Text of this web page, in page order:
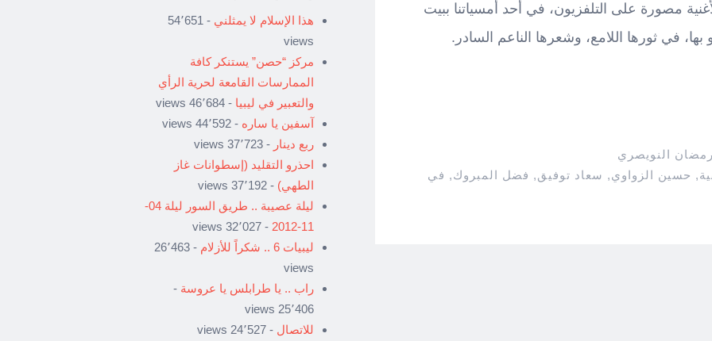
مصورة على التلفزيون، في أحد أمسياتنا ببيت
بها، في ثورها اللامع، وشعرها الناعم السادر.
النويصري
, حسين الزواوي, سعاد توفيق, فضل المبروك, في
هذا الإسلام لا يمثلني
- 54٬651
views
مركز “حصن” يستنكر كافة
الممارسات القامعة لحرية الرأي
والتعبير في ليبيا - 46٬684 views
آسفين يا ساره - 44٬592 views
ربع دينار - 37٬723 views
احذرو التقليد (إسطوانات غاز
الطهي) - 37٬192 views
ليلة عصيبة .. طريق السور ليلة 04-
11-2012
- 32٬027 views
ليبيات 6 .. شكراً للأزلام
- 26٬463
views
راب .. يا طرابلس يا عروسة -
25٬406 views
للاتصال - 24٬527 views